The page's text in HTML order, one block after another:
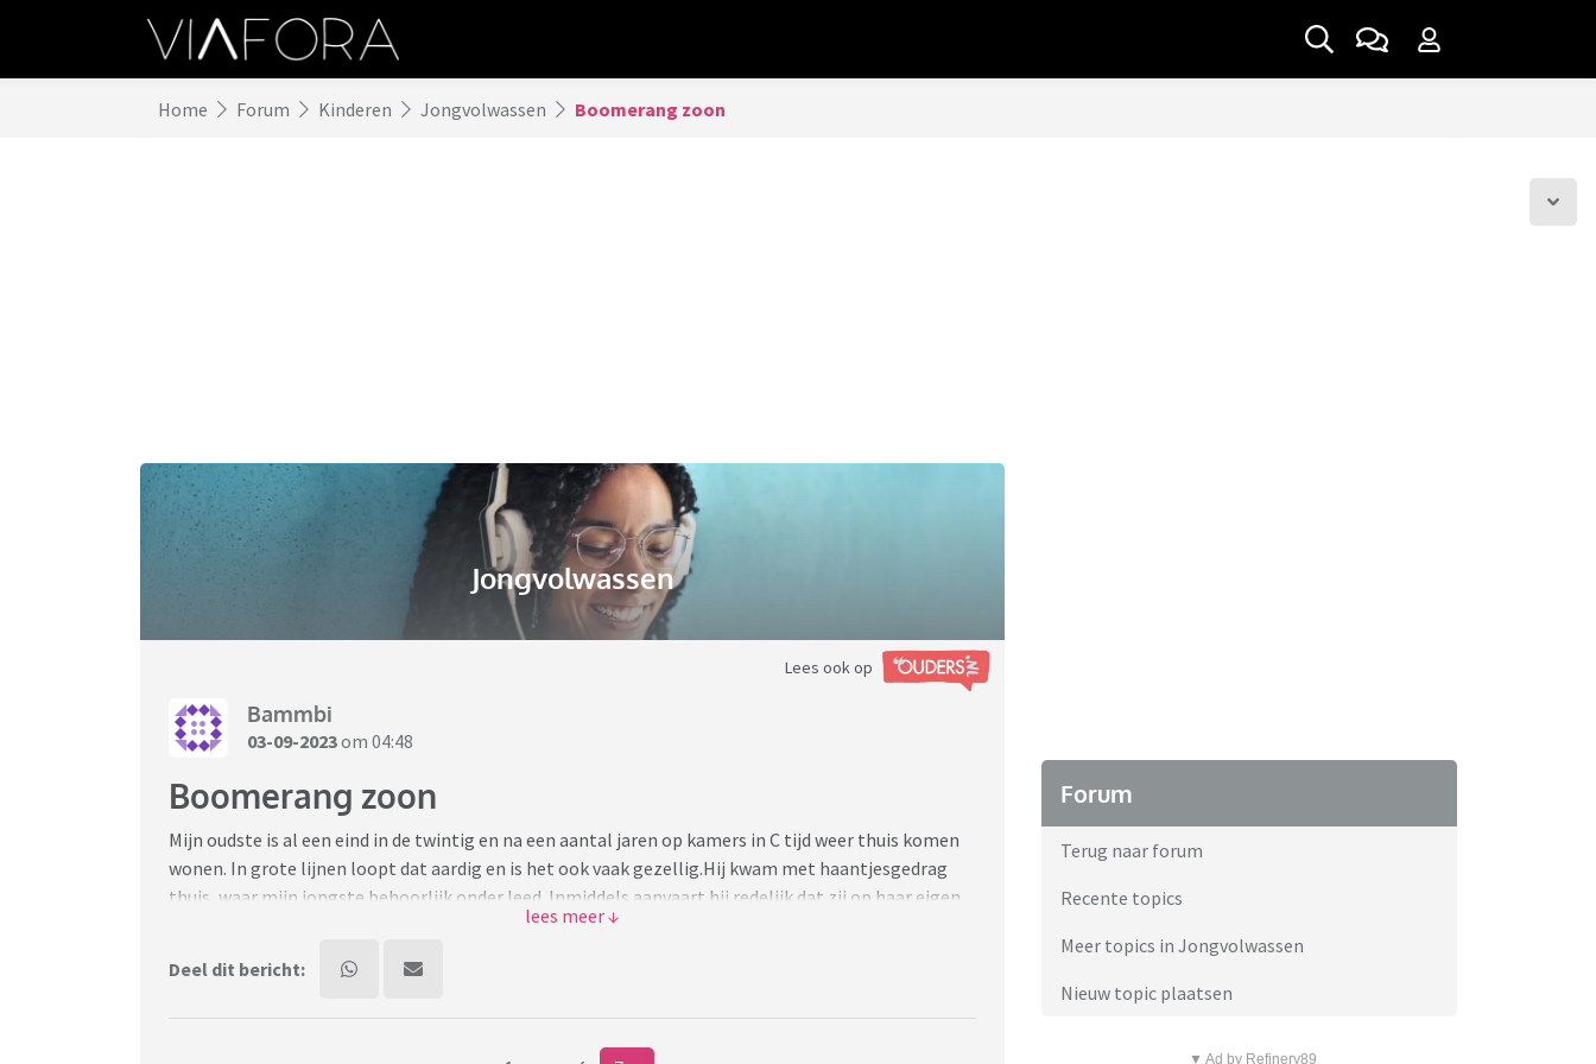
Home Forum Kinderen Jongvolwassen Boomerang zoon
Jongvolwassen
Lees ook op
Bammbi
03-09-2023om 04:48
Boomerang zoon
Mijn oudste is al een eind in de twintig en na een aantal jaren op kamers in C tijd weer thuis komen
wonen. In grote lijnen loopt dat aardig en is het ook vaak gezellig.Hij kwam met haantjesgedrag
thuis, waar mijn jongste behoorlijk onder leed. Inmiddels aanvaart hij redelijk dat zij op haar eigen
manier haar visie vormt en niet gediend is van zijn bemoeienissen.
financiële toekomst, waarin hij zijn eigen broek hoopt te kunnen ophouden, maar nog steeds geen
Deel dit bericht:
Forum
Terug naar forum
Recente topics
Meer topics in Jongvolwassen
Nieuw topic plaatsen
▼ Ad by Refinery89